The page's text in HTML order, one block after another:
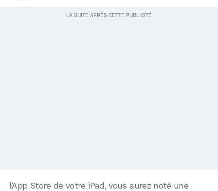
l’App Store de votre iPad, vous aurez noté une